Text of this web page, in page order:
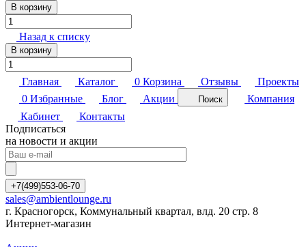
В корзину
Назад к списку
В корзину
Главная Каталог 0 Корзина Отзывы
Проекты
0 Избранные Блог Акции Поиск
Компания
Кабинет
Контакты
Подписаться
на новости и акции
+7(499)553-06-70
sales@ambientlounge.ru
г. Красногорск, Коммунальный квартал, влд. 20 стр. 8
Интернет-магазин